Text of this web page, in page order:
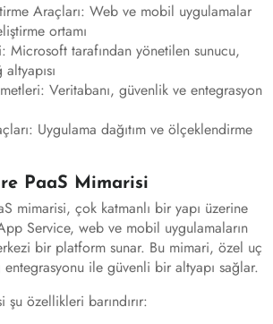
Araçları: Web ve mobil uygulamalar
ortamı
Microsoft tarafından yönetilen sunucu,
Veritabanı, güvenlik ve entegrasyon
Uygulama dağıtım ve ölçeklendirme
PaaS Mimarisi
mimarisi, çok katmanlı bir yapı üzerine
Service, web ve mobil uygulamaların
bir platform sunar. Bu mimari, özel uç
ile güvenli bir altyapı sağlar.
özellikleri barındırır: